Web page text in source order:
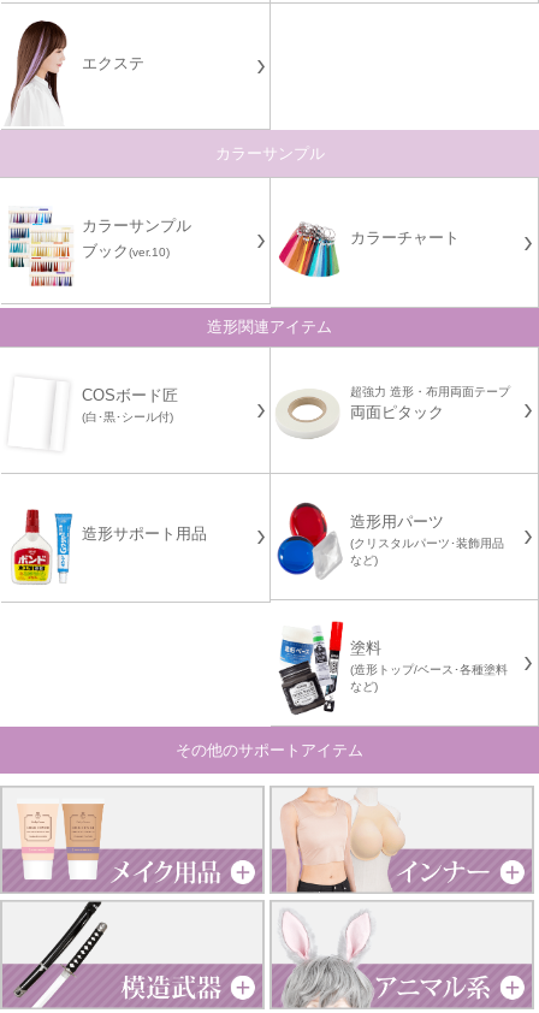
エクステ
カラーサンプル
カラーサンプル
ブック(ver.10)
カラーチャート
造形関連アイテム
COSボード匠
(白･黒･シール付)
超強力 造形・布用両面テープ
両面ピタック
造形サポート用品
造形用パーツ
(クリスタルパーツ･装飾用品
など)
塗料
(造形トップ/ベース･各種塗料
など)
その他のサポートアイテム